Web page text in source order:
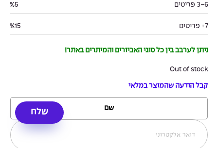
3-6 פריטים %5
7+ פריטים %15
ניתן לערבב בין כל סוגי האביזרים והמיתרים באתר!
Out of stock
קבל הודעה שהמוצר במלאי